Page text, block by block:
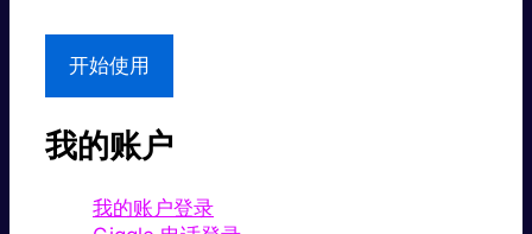
开始使用
我的账户
我的账户登录